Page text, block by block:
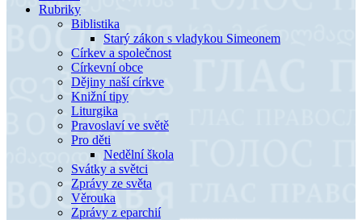
Rubriky
Biblistika
Starý zákon s vladykou Simeonem
Církev a společnost
Církevní obce
Dějiny naší církve
Knižní tipy
Liturgika
Pravoslaví ve světě
Pro děti
Nedělní škola
Svátky a světci
Zprávy ze světa
Věrouka
Zprávy z eparchií